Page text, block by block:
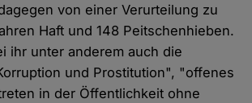
von einer Verurteilung zu
Haft und 148 Peitschenhieben.
ihr unter anderem auch die
und Prostitution", "offenes
in der Öffentlichkeit ohne